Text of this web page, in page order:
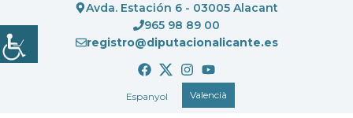
al
contingut
Avda. Estación 6 - 03005 Alacant
965 98 89 00
registro@diputacionalicante.es
Espanyol Valencià